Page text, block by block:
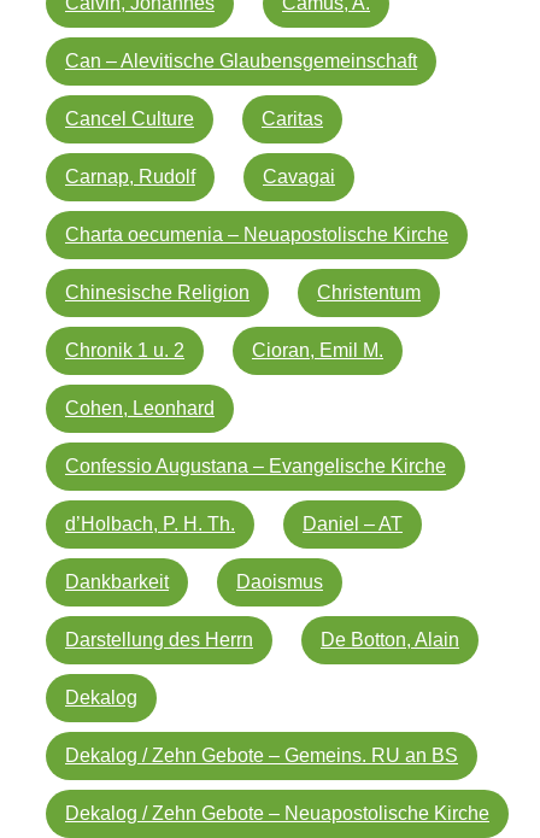
Can – Alevitische Glaubensgemeinschaft
Cancel Culture Caritas
Carnap, Rudolf Cavagai
Charta oecumenia – Neuapostolische Kirche
Chinesische Religion Christentum
Chronik 1 u. 2 Cioran, Emil M.
Cohen, Leonhard
Confessio Augustana – Evangelische Kirche
d’Holbach, P. H. Th. Daniel – AT
Dankbarkeit Daoismus
Darstellung des Herrn De Botton, Alain
Dekalog
Dekalog / Zehn Gebote – Gemeins. RU an BS
Dekalog / Zehn Gebote – Neuapostolische Kirche